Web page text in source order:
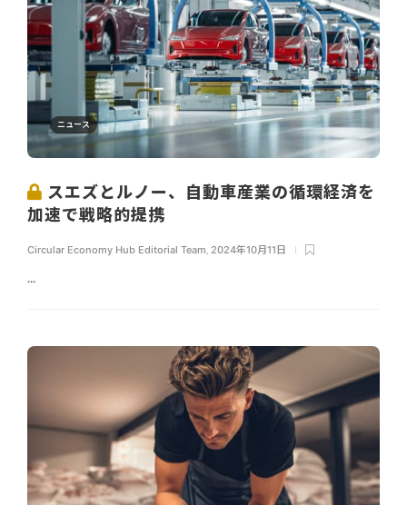
ニュース
スエズとルノー、自動車産業の循環経済を
加速で戦略的提携
Circular Economy Hub Editorial Team, 2024年10月11日
...